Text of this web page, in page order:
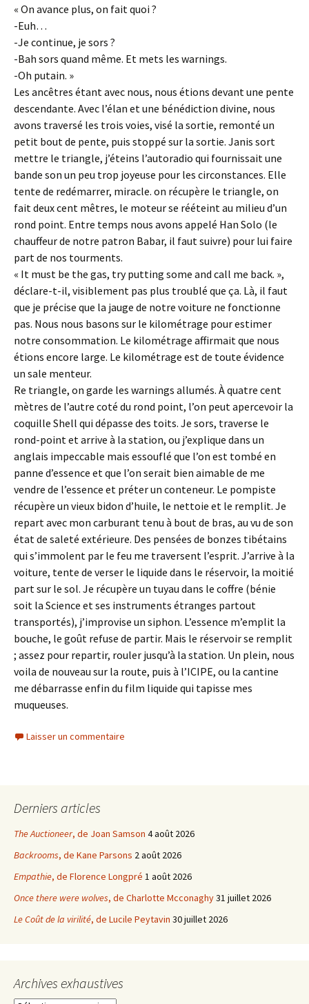
« On avance plus, on fait quoi ?
-Euh…
-Je continue, je sors ?
-Bah sors quand même. Et mets les warnings.
-Oh putain. »
Les ancêtres étant avec nous, nous étions devant une pente
descendante. Avec l’élan et une bénédiction divine, nous
avons traversé les trois voies, visé la sortie, remonté un
petit bout de pente, puis stoppé sur la sortie. Janis sort
mettre le triangle, j’éteins l’autoradio qui fournissait une
bande son un peu trop joyeuse pour les circonstances. Elle
tente de redémarrer, miracle. on récupère le triangle, on
fait deux cent mêtres, le moteur se rééteint au milieu d’un
rond point. Entre temps nous avons appelé Han Solo (le
chauffeur de notre patron Babar, il faut suivre) pour lui faire
part de nos tourments.
« It must be the gas, try putting some and call me back. »,
déclare-t-il, visiblement pas plus troublé que ça. Là, il faut
que je précise que la jauge de notre voiture ne fonctionne
pas. Nous nous basons sur le kilométrage pour estimer
notre consommation. Le kilométrage affirmait que nous
étions encore large. Le kilométrage est de toute évidence
un sale menteur.
Re triangle, on garde les warnings allumés. À quatre cent
mètres de l’autre coté du rond point, l’on peut apercevoir la
coquille Shell qui dépasse des toits. Je sors, traverse le
rond-point et arrive à la station, ou j’explique dans un
anglais impeccable mais essouflé que l’on est tombé en
panne d’essence et que l’on serait bien aimable de me
vendre de l’essence et préter un conteneur. Le pompiste
récupère un vieux bidon d’huile, le nettoie et le remplit. Je
repart avec mon carburant tenu à bout de bras, au vu de son
état de saleté extérieure. Des pensées de bonzes tibétains
qui s’immolent par le feu me traversent l’esprit. J’arrive à la
voiture, tente de verser le liquide dans le réservoir, la moitié
part sur le sol. Je récupère un tuyau dans le coffre (bénie
soit la Science et ses instruments étranges partout
transportés), j’improvise un siphon. L’essence m’emplit la
bouche, le goût refuse de partir. Mais le réservoir se remplit
; assez pour repartir, rouler jusqu’à la station. Un plein, nous
voila de nouveau sur la route, puis à l’ICIPE, ou la cantine
me débarrasse enfin du film liquide qui tapisse mes
muqueuses.
Laisser un commentaire
Derniers articles
The Auctioneer, de Joan Samson 4 août 2026
Backrooms, de Kane Parsons 2 août 2026
Empathie, de Florence Longpré 1 août 2026
Once there were wolves, de Charlotte Mcconaghy31 juillet 2026
Le Coût de la virilité, de Lucile Peytavin 30 juillet 2026
Archives exhaustives